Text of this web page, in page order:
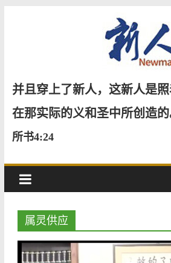
新
人
并且穿上了新人，这新人是照
在那实际的义和圣中所创造
所书4:24
属灵供应